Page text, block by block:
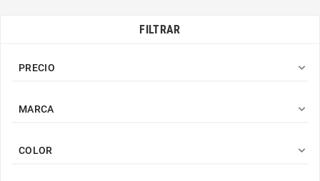
FILTRAR
PRECIO 
MARCA 
COLOR 